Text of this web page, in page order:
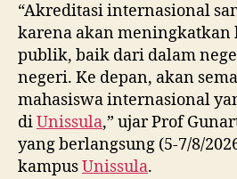
“Akreditasi internasional
karena akan meningkatkan
publik, baik dari dalam
negeri. Ke depan, akan
mahasiswa internasional
diUnissula,” ujar Prof
yang berlangsung (5-7/8/
kampusUnissula.